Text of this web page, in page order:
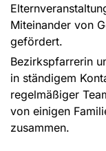
Miteinander von
gefördert.
Bezirkspfarrerin
in ständigem
regelmäßiger
von einigen
zusammen.